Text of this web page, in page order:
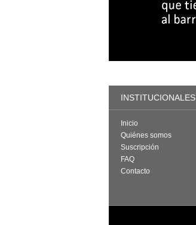
INSTITUCIONALES
Inicio
Quiénes somos
Suscripción
FAQ
Contacto